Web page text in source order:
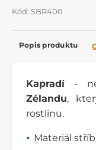
Kód: SBR400
Popis produktu
Kapradí-
Zélandu,
rostlinu.
Materiál